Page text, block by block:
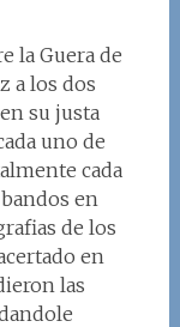
la Guera de
a los dos
su justa
uno de
cada
en
de los
en
las